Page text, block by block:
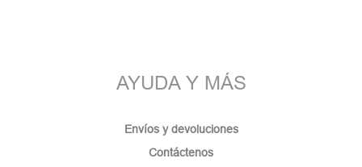
AYUDA Y MÁS
Envíos y devoluciones
Contáctenos